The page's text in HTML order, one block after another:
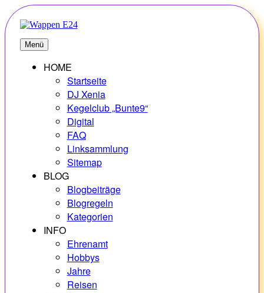
Zum
Inhalt
springen
E24
Erlebnisse – Hobbys – Vielfalt
Menü
HOME
Startseite
DJ Xenia
Kegelclub „Bunte9“
Digital
FAQ
Linksammlung
Sitemap
BLOG
Blogbeiträge
Blogregeln
Kategorien
INFO
Ehrenamt
Hobbys
Jahre
Reisen